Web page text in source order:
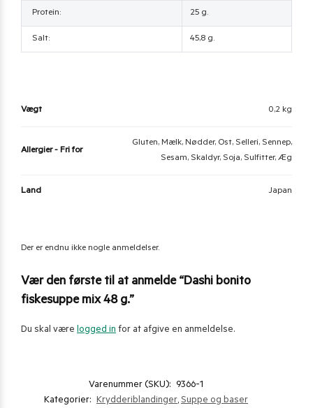
Protein: 25 g.
Salt: 45,8 g.
Vægt 0,2 kg
Allergier - Fri for
Gluten, Mælk, Nødder, Ost, Selleri, Sennep,
Sesam, Skaldyr, Soja, Sulfitter, Æg
Land Japan
Der er endnu ikke nogle anmeldelser.
Vær den første til at anmelde “Dashi bonito
fiskesuppe mix 48 g.”
Du skal være logged in for at afgive en anmeldelse.
Varenummer (SKU): 9366-1
Kategorier: Krydderiblandinger, Suppe og baser